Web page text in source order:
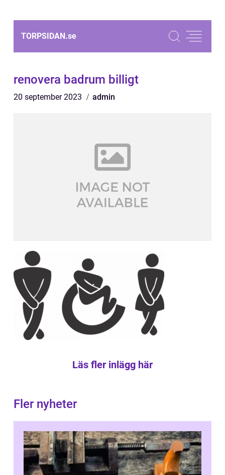
TORPSIDAN.se
renovera badrum billigt
20 september 2023 admin
Läs fler inlägg här
Fler nyheter